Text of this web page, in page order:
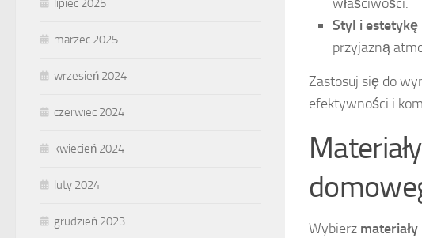
Styl i estetykę
przyjazną
Zastosuj się do
efektywności i
Wybierz
lipiec 2025
marzec 2025
wrzesień 2024
czerwiec 2024
kwiecień 2024
luty 2024
grudzień 2023